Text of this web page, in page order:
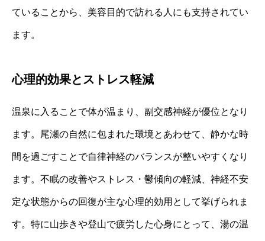
ていることから、美容目的で訪れる人にも支持されてい
ます。
心理的効果とストレス軽減
温泉に入ることで体が温まり、副交感神経が優位となり
ます。尾瀬の自然に包まれた環境とあわせて、静かな時
間を過ごすことで自律神経のバランスが整いやすくなり
ます。不眠の改善やストレス・鬱傾向の軽減、神経不安
定な状態からの回復が主な心理的効用として挙げられま
す。特に山歩きや登山で疲労した心身にとって、湯の温